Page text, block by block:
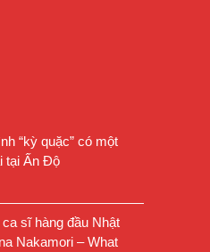
“kỳ quặc” có một
tại Ấn Độ
ca sĩ hàng đầu Nhật
Nakamori – What